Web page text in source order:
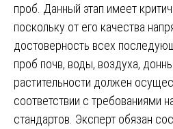
проб. Данный этап имеет
поскольку от его качества
достоверность всех
проб почв, воды, воздуха,
растительности должен
соответствии с требованиями
стандартов. Эксперт обязан